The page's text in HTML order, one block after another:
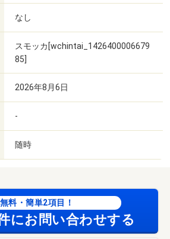
なし
スモッカ[wchintai_1426400006679
85]
2026年8月6日
-
随時
無料・簡単2項目！
にお問い合わせする